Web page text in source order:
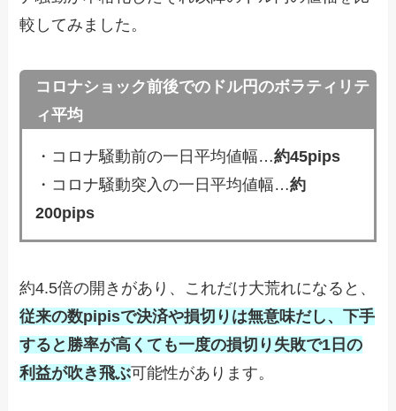
較してみました。
コロナショック前後でのドル円のボラティリテ
ィ平均
・コロナ騒動前の一日平均値幅…約45pips
・コロナ騒動突入の一日平均値幅…約
200pips
約4.5倍の開きがあり、これだけ大荒れになると、
従来の数pipisで決済や損切りは無意味だし、下手
すると勝率が高くても一度の損切り失敗で1日の
利益が吹き飛ぶ可能性があります。